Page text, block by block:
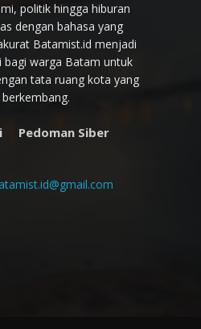
politik hingga hiburan
dengan bahasa yang
Batamist.id menjadi
bagi warga Batam untuk
tata ruang kota yang
Pedoman Siber